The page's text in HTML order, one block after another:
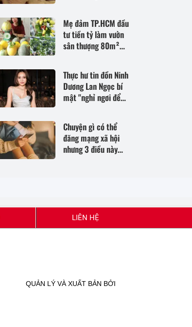
phòng ngủ thì sững
sờ
Mẹ đảm TP.HCM đầu
tư tiền tỷ làm vườn
sân thượng 80m²
tầm gần 90 giống
hồng táo
Thực hư tin đồn Ninh
Dương Lan Ngọc bí
mật "nghỉ ngơi để
Chuyện gì có thể
đăng mạng xã hội
nhưng 3 điều này
LIÊN HỆ
QUẢN LÝ VÀ XUẤT BẢN BỞI